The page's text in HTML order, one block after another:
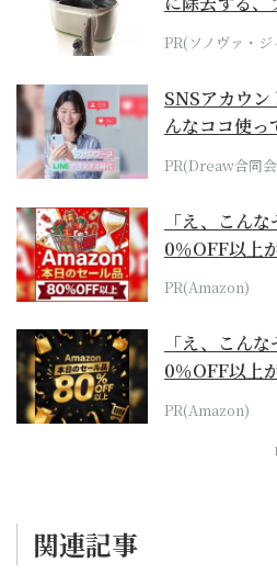
位モデル
PR(ソノヴァ・
SNSアカウ
んなココ使っ
PR(Dreaw合同
「え、こん
0％OFF以上
本気が...
PR(Amazon)
「え、こん
0％OFF以上
本気が...
PR(Amazon)
関連記事